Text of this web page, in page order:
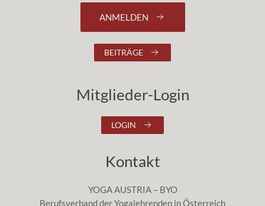
ANMELDEN
BEITRÄGE
Mitglieder-Login
LOGIN
Kontakt
YOGA AUSTRIA – BYO
Berufsverband der Yogalehrenden in Österreich